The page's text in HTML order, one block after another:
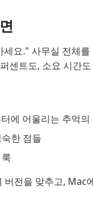
요." 사무실 전체
센트도, 소요 시간
에 어울리는 추억의
한 점들
전을 맞추고,